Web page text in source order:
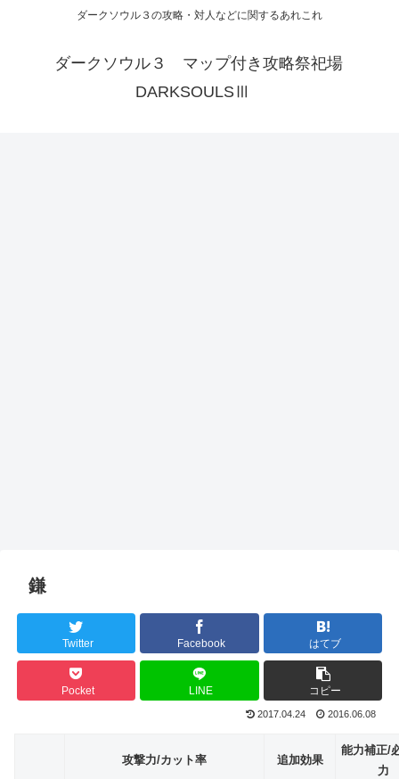
ダークソウル３の攻略・対人などに関するあれこれ
ダークソウル３ マップ付き攻略祭祀場
DARKSOULSⅢ
鎌
Twitter Facebook はてブ
Pocket LINE コピー
2017.04.24 2016.06.08
攻撃力/カット率 追加効果
能力補正/
力